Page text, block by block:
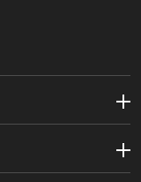
mosható